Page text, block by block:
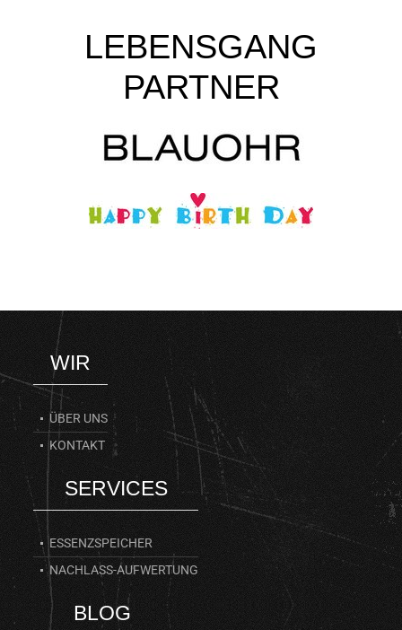
LEBENSGANG
PARTNER
WIR
ÜBER UNS
KONTAKT
SERVICES
ESSENZSPEICHER
NACHLASS-AUFWERTUNG
BLOG